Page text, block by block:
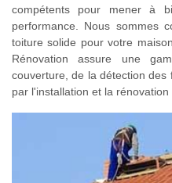
compétents pour mener à
performance. Nous sommes
toiture solide pour votre
Rénovation assure une
couverture, de la détection
par l'installation et la rénovation